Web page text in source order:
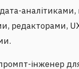
редакторами,
інженер